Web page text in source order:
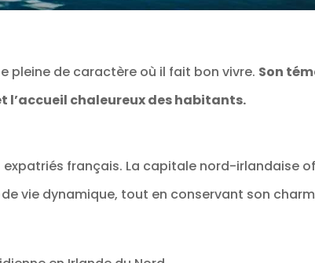
pleine de caractère où il fait bon vivre. Son
l’accueil chaleureux des habitants.
français. La capitale nord-irlandaise
vie dynamique, tout en conservant son